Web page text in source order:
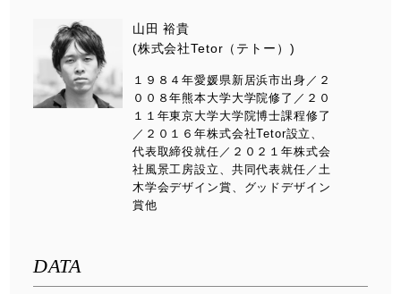
山田 裕貴
(株式会社Tetor（テトー）)
１９８４年愛媛県新居浜市出身／２
００８年熊本大学大学院修了／２０
１１年東京大学大学院博士課程修了
／２０１６年株式会社Tetor設立、
代表取締役就任／２０２１年株式会
社風景工房設立、共同代表就任／土
木学会デザイン賞、グッドデザイン
賞他
DATA